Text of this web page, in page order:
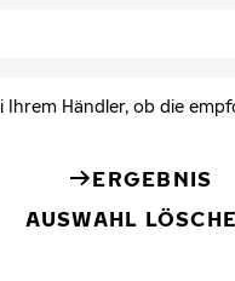
Händler, ob die
ERGEBNIS
AUSWAHL